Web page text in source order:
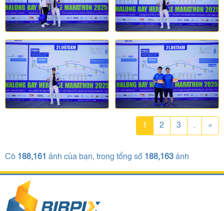
1 2 3 . »
Có 188,161 ảnh của bạn, trong tổng số 188,163 ảnh